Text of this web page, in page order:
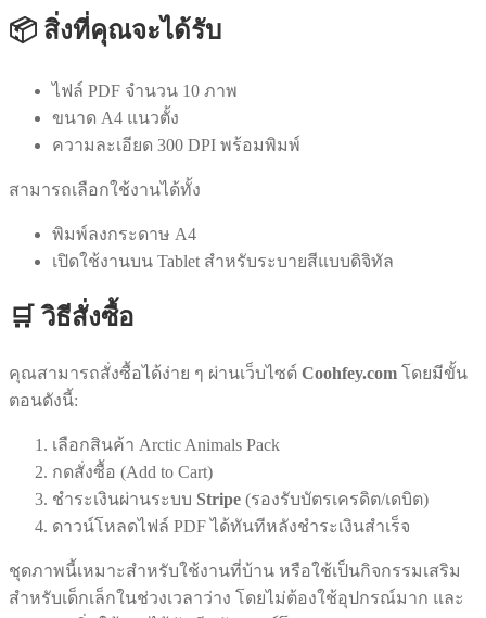
📦 สิ่งที่คุณจะได้รับ
ไฟล์ PDF จำนวน 10 ภาพ
ขนาด A4 แนวตั้ง
ความละเอียด 300 DPI พร้อมพิมพ์
สามารถเลือกใช้งานได้ทั้ง
พิมพ์ลงกระดาษ A4
เปิดใช้งานบน Tablet สำหรับระบายสีแบบดิจิทัล
🛒 วิธีสั่งซื้อ
คุณสามารถสั่งซื้อได้ง่าย ๆ ผ่านเว็บไซต์ Coohfey.com โดยมีขั้น
ตอนดังนี้:
เลือกสินค้า Arctic Animals Pack
กดสั่งซื้อ (Add to Cart)
ชำระเงินผ่านระบบ Stripe (รองรับบัตรเครดิต/เดบิต)
ดาวน์โหลดไฟล์ PDF ได้ทันทีหลังชำระเงินสำเร็จ
ชุดภาพนี้เหมาะสำหรับใช้งานที่บ้าน หรือใช้เป็นกิจกรรมเสริม
สำหรับเด็กเล็กในช่วงเวลาว่าง โดยไม่ต้องใช้อุปกรณ์มาก และ